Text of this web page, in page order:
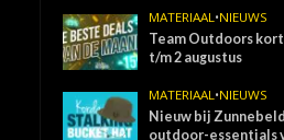
MATERIAAL•NIEUWS
Team Outdoors
t/m 2 augustus
MATERIAAL•NIEUWS
Nieuw bij
outdoor-essentials